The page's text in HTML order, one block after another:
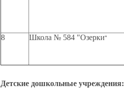
8
Школа № 584 "Озерки"
Детские дошкольные учреждения: